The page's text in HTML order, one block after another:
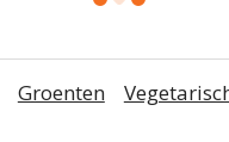
Groenten